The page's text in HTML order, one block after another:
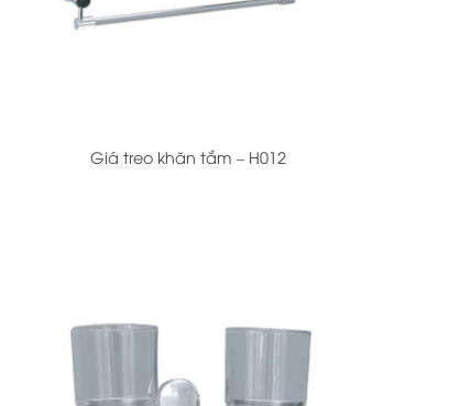
Giá treo khăn tắm – H012